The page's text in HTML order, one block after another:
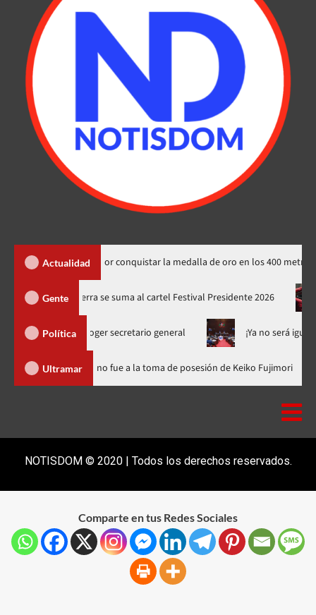
Actualidad
Paulino por conquistar la medalla de oro en los 400 metros
Gente Juan Luis Guerra se suma al cartel Festival Presidente
Política
para escoger secretario general ¡Ya no será igual! En
Ultramar Luis Abinader no fue a la toma de posesión de Keiko
NOTISDOM © 2020 | Todos los derechos reservados.
Comparte en tus Redes Sociales